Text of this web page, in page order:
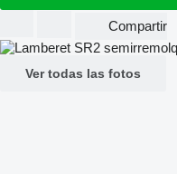
Compartir
Ver todas las fotos